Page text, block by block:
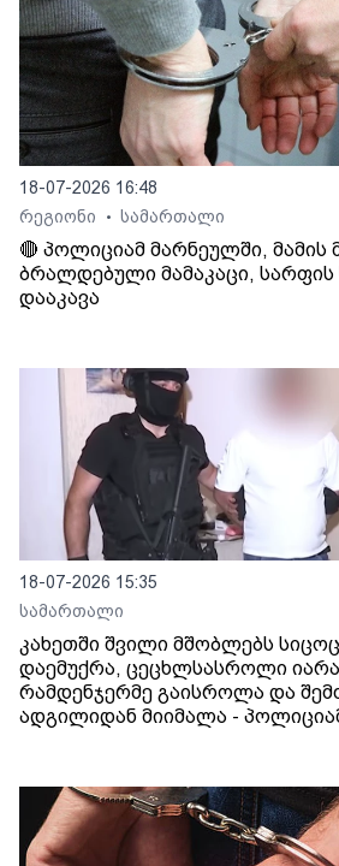
18-07-2026 16:48
რეგიონი
• სამართალი
🔴 პოლიციამ მარნეულში,
ბრალდებული მამაკაცი, სარფის
დააკავა
18-07-2026 15:35
სამართალი
კახეთში შვილი მშობლებს
დაემუქრა, ცეცხლსასროლი
რამდენჯერმე გაისროლა და
ადგილიდან მიიმალა -